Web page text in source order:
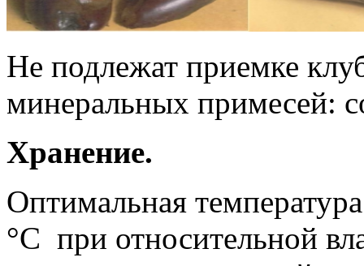
Не подлежат приемке
минеральных примесей:
Хранение.
Оптимальная
°C при относительной